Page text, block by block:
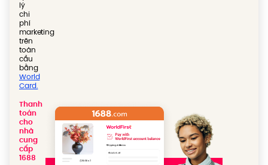
lý
chi
phí
marketing
trên
toàn
cầu
bằng
World
Card.
Thanh
toán
cho
nhà
cung
cấp
1688